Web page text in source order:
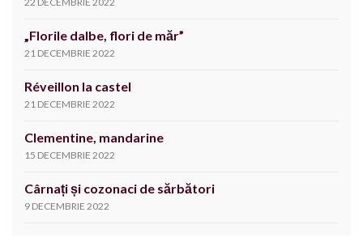
„Florile dalbe, flori de măr”
21 DECEMBRIE 2022
Réveillon la castel
21 DECEMBRIE 2022
Clementine, mandarine
15 DECEMBRIE 2022
Cârnați și cozonaci de sărbători
9 DECEMBRIE 2022